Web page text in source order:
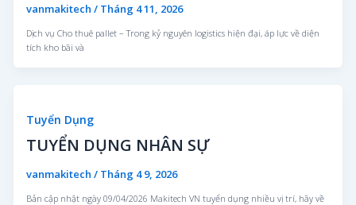
vanmakitech/ Tháng 4 11, 2026
Dịch vụ Cho thuê pallet – Trong kỷ nguyên logistics hiện đại, áp lực về diện
tích kho bãi và
Tuyển Dụng
TUYỂN DỤNG NHÂN SỰ
vanmakitech/ Tháng 4 9, 2026
Bản cập nhật ngày 09/04/2026 Makitech VN tuyển dụng nhiều vị trí, hãy về